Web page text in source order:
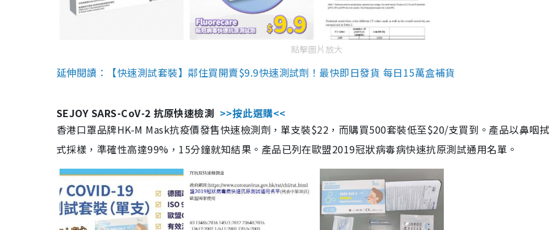
點擊圖片放大
延伸閱讀：【快速測試套裝】鄰住買開賣$9.9快速測試劑！最快即日發貨 每日15萬盒補貨
SEJOY SARS-CoV-2 抗原快速檢測 >>按此選購<<
香港口罩品牌HK-M Mask抗疫價發售快速檢測劑，單支裝$22，而購買500套裝低至$20/支買到。產品以鼻咽
式採樣，準確性高達99%，15分鐘就知結果。產品已列在歐盟2019冠狀病毒病快速抗原測試通用名單。